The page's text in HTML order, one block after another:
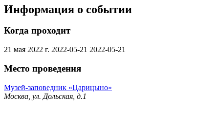
Информация о событии
Когда проходит
21 мая 2022 г. 2022-05-21 2022-05-21
Место проведения
Музей-заповедник «Царицыно»
Москва, ул. Дольская, д.1